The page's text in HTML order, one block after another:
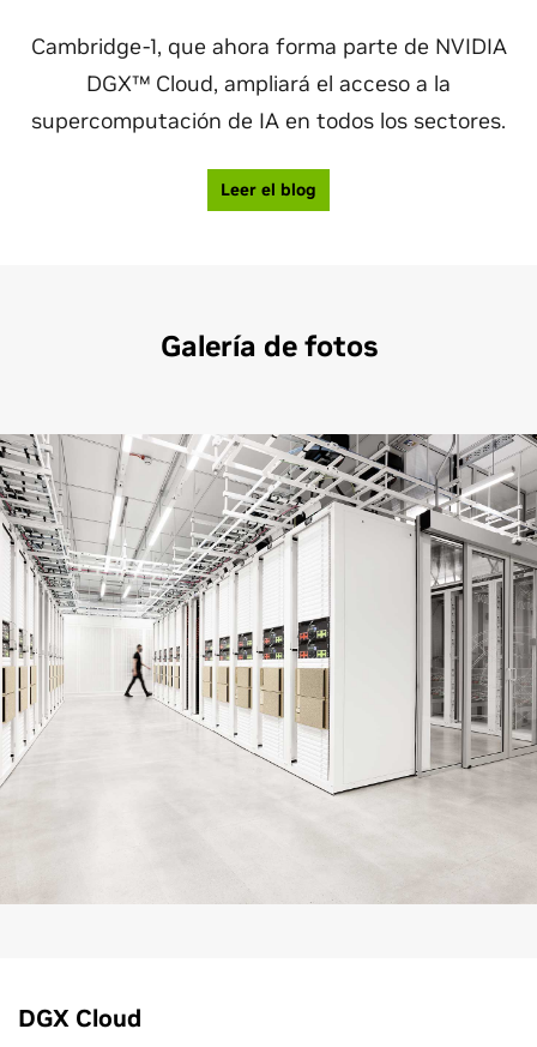
Cambridge-1, que ahora forma parte de NVIDIA
DGX™ Cloud, ampliará el acceso a la
supercomputación de IA en todos los sectores.
Leer el blog
Galería de fotos
DGX Cloud